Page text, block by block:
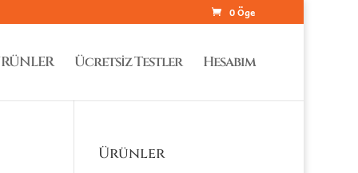
0 Öge
Ücretsiz Testler Hesabım
Ürünler